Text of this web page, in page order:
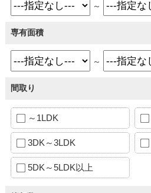
～
専有面積
～
間取り
～1LDK
3DK～3LDK
5DK～5LDK以上